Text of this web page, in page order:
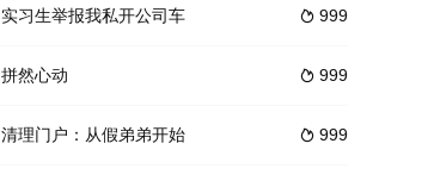
 999
实习生举报我私开公司车
 999
拼然心动
 999
清理门户：从假弟弟开始